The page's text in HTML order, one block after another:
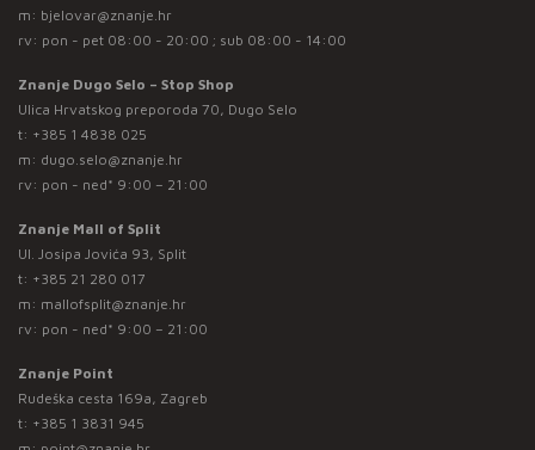
m: bjelovar@znanje.hr
rv: pon - pet 08:00 - 20:00 ; sub 08:00 - 14:00
Znanje Dugo Selo – Stop Shop
Ulica Hrvatskog preporoda 70, Dugo Selo
t: +385 1 4838 025
m: dugo.selo@znanje.hr
rv: pon - ned* 9:00 – 21:00
Znanje Mall of Split
Ul. Josipa Jovića 93, Split
t: +385 21 280 017
m: mallofsplit@znanje.hr
rv: pon - ned* 9:00 – 21:00
Znanje Point
Rudeška cesta 169a, Zagreb
t: +385 1 3831 945